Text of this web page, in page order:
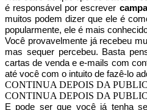
é responsável por escrever
muitos podem dizer que ele é
popularmente, ele é mais
Você provavelmente já recebeu
mas sequer percebeu. Basta
cartas de venda e e-mails com
até você com o intuito de fazê-lo
CONTINUA DEPOIS DA
CONTINUA DEPOIS DA
E pode ser que você já tenha